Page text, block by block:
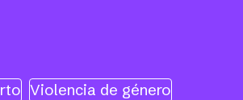
Violencia de género